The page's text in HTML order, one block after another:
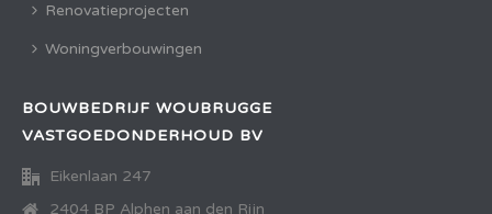
Renovatieprojecten
Woningverbouwingen
BOUWBEDRIJF WOUBRUGGE
VASTGOEDONDERHOUD BV
Eikenlaan 247
2404 BP Alphen aan den Rijn